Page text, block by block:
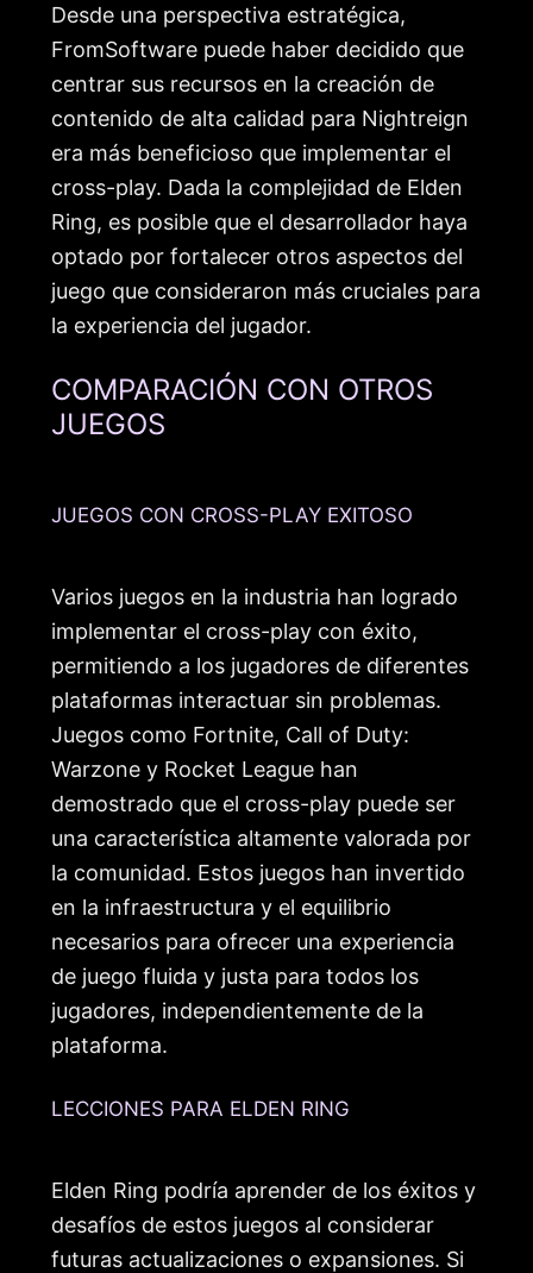
Desde una perspectiva estratégica,
FromSoftware puede haber decidido que
centrar sus recursos en la creación de
contenido de alta calidad para Nightreign
era más beneficioso que implementar el
cross-play. Dada la complejidad de Elden
Ring, es posible que el desarrollador haya
optado por fortalecer otros aspectos del
juego que consideraron más cruciales para
la experiencia del jugador.
COMPARACIÓN CON OTROS
JUEGOS
JUEGOS CON CROSS-PLAY EXITOSO
Varios juegos en la industria han logrado
implementar el cross-play con éxito,
permitiendo a los jugadores de diferentes
plataformas interactuar sin problemas.
Juegos como Fortnite, Call of Duty:
Warzone y Rocket League han
demostrado que el cross-play puede ser
una característica altamente valorada por
la comunidad. Estos juegos han invertido
en la infraestructura y el equilibrio
necesarios para ofrecer una experiencia
de juego fluida y justa para todos los
jugadores, independientemente de la
plataforma.
LECCIONES PARA ELDEN RING
Elden Ring podría aprender de los éxitos y
desafíos de estos juegos al considerar
futuras actualizaciones o expansiones. Si